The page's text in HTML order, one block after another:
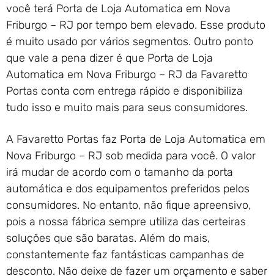
você terá Porta de Loja Automatica em Nova
Friburgo – RJ por tempo bem elevado. Esse produto
é muito usado por vários segmentos. Outro ponto
que vale a pena dizer é que Porta de Loja
Automatica em Nova Friburgo – RJ da Favaretto
Portas conta com entrega rápido e disponibiliza
tudo isso e muito mais para seus consumidores.
A Favaretto Portas faz Porta de Loja Automatica em
Nova Friburgo – RJ sob medida para você. O valor
irá mudar de acordo com o tamanho da porta
automática e dos equipamentos preferidos pelos
consumidores. No entanto, não fique apreensivo,
pois a nossa fábrica sempre utiliza das certeiras
soluções que são baratas. Além do mais,
constantemente faz fantásticas campanhas de
desconto. Não deixe de fazer um orçamento e saber